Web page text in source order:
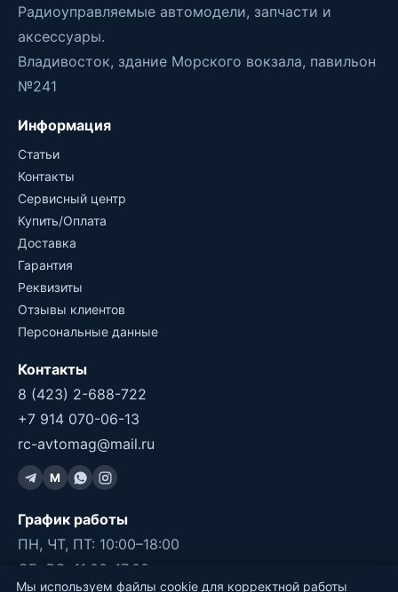
Радиоуправляемые автомодели, запчасти и
аксессуары.
Владивосток, здание Морского вокзала, павильон
№241
Информация
Статьи
Контакты
Сервисный центр
Купить/Оплата
Доставка
Гарантия
Реквизиты
Отзывы клиентов
Персональные данные
Контакты
8 (423) 2-688-722
+7 914 070-06-13
rc-avtomag@mail.ru
M
График работы
ПН, ЧТ, ПТ: 10:00–18:00
СБ, ВС: 11:00–17:00
Мы используем файлы cookie для корректной работы